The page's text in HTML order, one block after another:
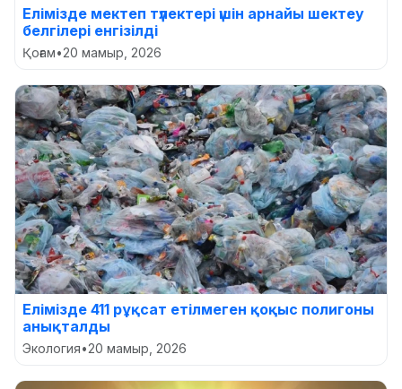
Елімізде мектеп түлектері үшін арнайы шектеу
белгілері енгізілді
Қоғам•20 мамыр, 2026
Елімізде 411 рұқсат етілмеген қоқыс полигоны
анықталды
Экология•20 мамыр, 2026